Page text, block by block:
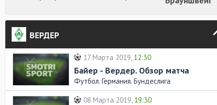
ВЕРДЕР
17 Марта 2019, 12:30
Байер - Вердер. Обзор матча
Футбол. Германия. Бундеслига
08 Марта 2019, 19:30